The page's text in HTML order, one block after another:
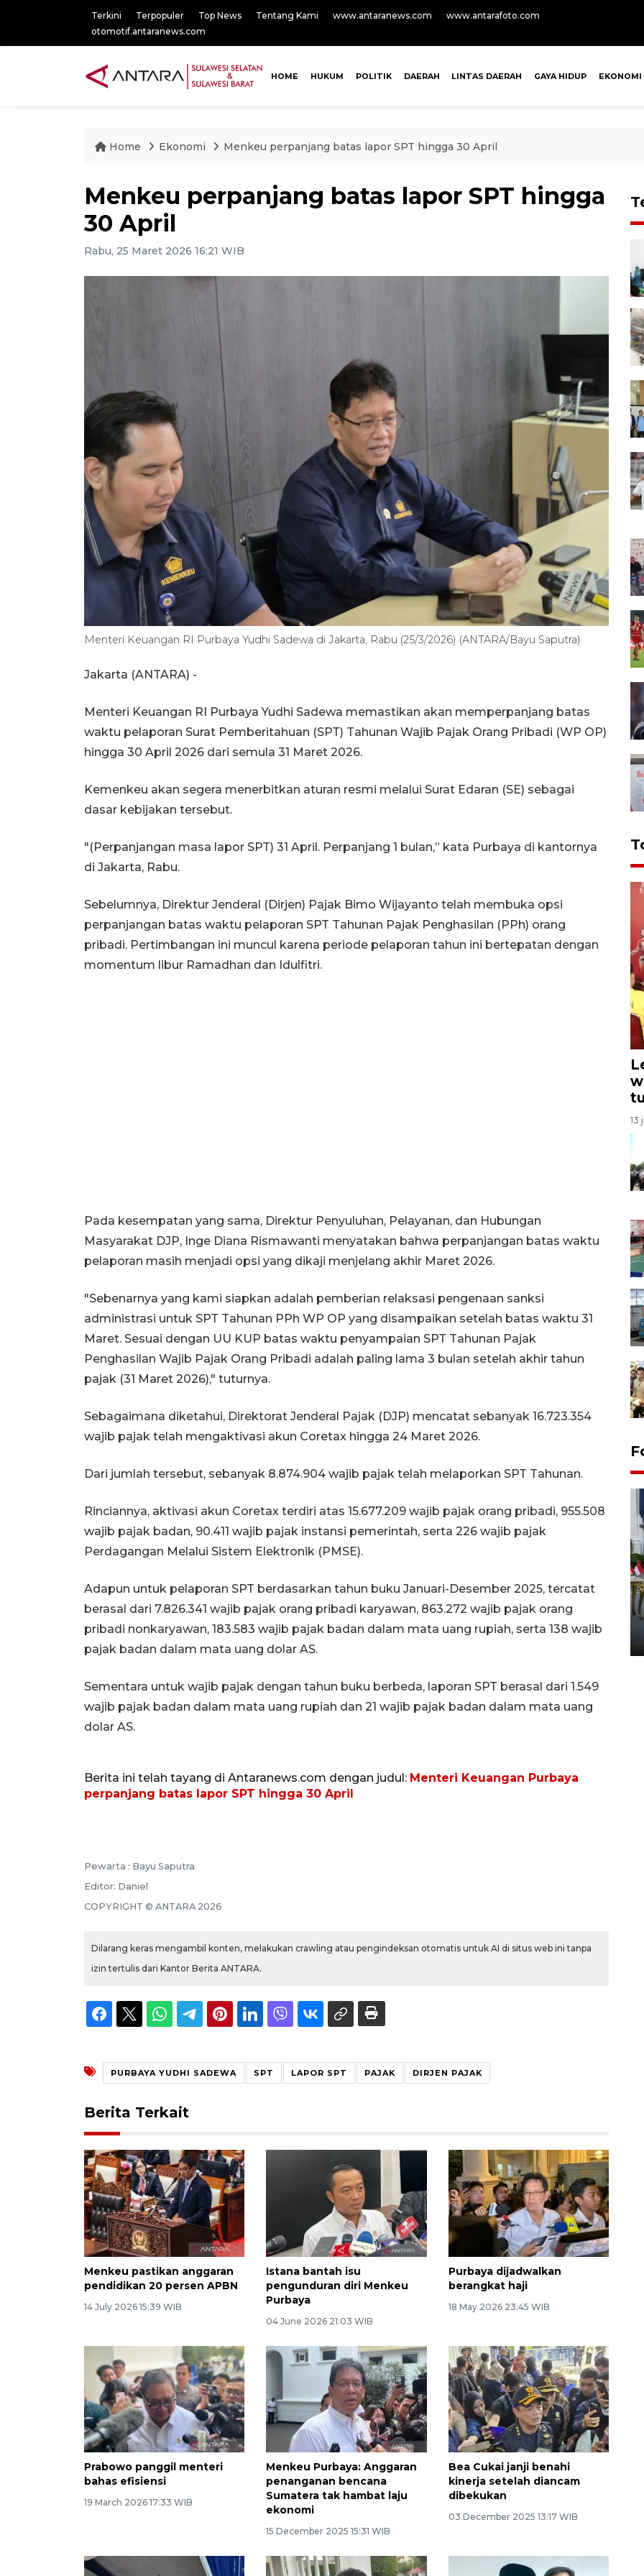
Terkini Terpopuler Top News Tentang Kami www.antaranews.com
www.antarafoto.com
otomotif.antaranews.com
HOME HUKUM POLITIK DAERAH LINTAS DAERAH GAYA HIDUP EKONOMI
Home Ekonomi Menkeu perpanjang batas lapor SPT hingga 30 April
Menkeu perpanjang batas lapor SPT hingga
30 April
Rabu, 25 Maret 2026 16:21 WIB
Menteri Keuangan RI Purbaya Yudhi Sadewa di Jakarta, Rabu (25/3/2026) (ANTARA/Bayu Saputra)
Jakarta (ANTARA) -
Menteri Keuangan RI Purbaya Yudhi Sadewa memastikan akan memperpanjang batas
waktu pelaporan Surat Pemberitahuan (SPT) Tahunan Wajib Pajak Orang Pribadi (WP OP)
hingga 30 April 2026 dari semula 31 Maret 2026.
Kemenkeu akan segera menerbitkan aturan resmi melalui Surat Edaran (SE) sebagai
dasar kebijakan tersebut.
"(Perpanjangan masa lapor SPT) 31 April. Perpanjang 1 bulan,” kata Purbaya di kantornya
di Jakarta, Rabu.
Sebelumnya, Direktur Jenderal (Dirjen) Pajak Bimo Wijayanto telah membuka opsi
perpanjangan batas waktu pelaporan SPT Tahunan Pajak Penghasilan (PPh) orang
pribadi. Pertimbangan ini muncul karena periode pelaporan tahun ini bertepatan dengan
momentum libur Ramadhan dan Idulfitri.
Pada kesempatan yang sama, Direktur Penyuluhan, Pelayanan, dan Hubungan
Masyarakat DJP, Inge Diana Rismawanti menyatakan bahwa perpanjangan batas waktu
pelaporan masih menjadi opsi yang dikaji menjelang akhir Maret 2026.
"Sebenarnya yang kami siapkan adalah pemberian relaksasi pengenaan sanksi
administrasi untuk SPT Tahunan PPh WP OP yang disampaikan setelah batas waktu 31
Maret. Sesuai dengan UU KUP batas waktu penyampaian SPT Tahunan Pajak
Penghasilan Wajib Pajak Orang Pribadi adalah paling lama 3 bulan setelah akhir tahun
pajak (31 Maret 2026)," tuturnya.
Sebagaimana diketahui, Direktorat Jenderal Pajak (DJP) mencatat sebanyak 16.723.354
wajib pajak telah mengaktivasi akun Coretax hingga 24 Maret 2026.
Dari jumlah tersebut, sebanyak 8.874.904 wajib pajak telah melaporkan SPT Tahunan.
Rinciannya, aktivasi akun Coretax terdiri atas 15.677.209 wajib pajak orang pribadi, 955.508
wajib pajak badan, 90.411 wajib pajak instansi pemerintah, serta 226 wajib pajak
Perdagangan Melalui Sistem Elektronik (PMSE).
Adapun untuk pelaporan SPT berdasarkan tahun buku Januari-Desember 2025, tercatat
berasal dari 7.826.341 wajib pajak orang pribadi karyawan, 863.272 wajib pajak orang
pribadi nonkaryawan, 183.583 wajib pajak badan dalam mata uang rupiah, serta 138 wajib
pajak badan dalam mata uang dolar AS.
Sementara untuk wajib pajak dengan tahun buku berbeda, laporan SPT berasal dari 1.549
wajib pajak badan dalam mata uang rupiah dan 21 wajib pajak badan dalam mata uang
dolar AS.
Berita ini telah tayang di Antaranews.com dengan judul: Menteri Keuangan Purbaya
perpanjang batas lapor SPT hingga 30 April
Pewarta : Bayu Saputra
Editor: Daniel
COPYRIGHT © ANTARA 2026
Dilarang keras mengambil konten, melakukan crawling atau pengindeksan otomatis untuk AI di situs web ini tanpa
izin tertulis dari Kantor Berita ANTARA.
PURBAYA YUDHI SADEWA SPT LAPOR SPT PAJAK DIRJEN PAJAK
Berita Terkait
Menkeu pastikan anggaran
pendidikan 20 persen APBN
14 July 2026 15:39 WIB
Istana bantah isu
pengunduran diri Menkeu
Purbaya
04 June 2026 21:03 WIB
Purbaya dijadwalkan
berangkat haji
18 May 2026 23:45 WIB
Prabowo panggil menteri
bahas efisiensi
19 March 2026 17:33 WIB
Menkeu Purbaya: Anggaran
penanganan bencana
Sumatera tak hambat laju
ekonomi
15 December 2025 15:31 WIB
Bea Cukai janji benahi
kinerja setelah diancam
dibekukan
03 December 2025 13:17 WIB
13
FOTO - Kirab memperingati
HUT ke-80 Raja Keraton
Yogyakarta
02 April 2026 12:51 WIB